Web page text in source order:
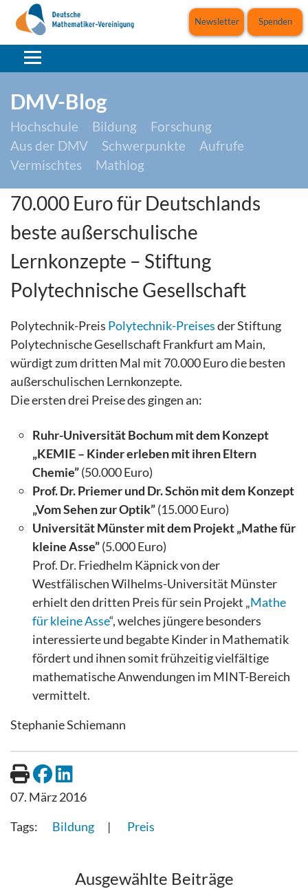
Spenden
Newsletter
DMV-Blog
Hochschule Bildung
Forschung
Aus der DMV
Schwerpunkte
Aufrufe
Vermischtes
Mathlog
70.000 Euro für Deutschlands
beste außerschulische
Lernkonzepte – Stiftung
Polytechnische Gesellschaft
Polytechnik-Preis Polytechnik-Preisesder Stiftung
Polytechnische Gesellschaft Frankfurt am Main,
würdigt zum dritten Mal mit 70.000 Euro die besten
außerschulischen Lernkonzepte.
Die ersten drei Preise des gingen an:
Ruhr-Universität Bochum mit dem Konzept
„KEMIE – Kinder erleben mit ihren Eltern
Chemie”(50.000 Euro)
Prof. Dr. Priemer und Dr. Schön mit dem Konzept
„Vom Sehen zur Optik”(15.000 Euro)
Universität Münster mit dem Projekt „Mathe für
kleine Asse”(5.000 Euro)
Prof. Dr. Friedhelm Käpnick von der
Westfälischen Wilhelms-Universität Münster
erhielt den dritten Preis für sein Projekt „Mathe
für kleine Asse“, welches jüngere besonders
interessierte und begabte Kinder in Mathematik
fördert und ihnen somit frühzeitig vielfältige
mathematische Anwendungen im MINT-Bereich
vermittelt.
Stephanie Schiemann
07. März 2016
Bildung
Preis
Ausgewählte Beiträge